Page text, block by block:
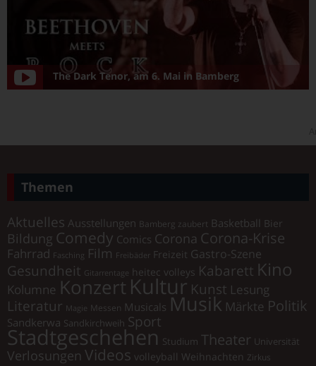
The Dark Tenor, am 6. Mai in Bamberg
Themen
Aktuelles Ausstellungen Bamberg zaubert Basketball Bier
Bildung Comedy Comics Corona Corona-Krise
Fahrrad Fasching Film Freibäder Freizeit Gastro-Szene
Gesundheit Gitarrentage heitec volleys Kabarett Kino
Kolumne Konzert Kultur Kunst Lesung
Literatur Magie Messen Musicals Musik Märkte Politik
Sandkerwa Sandkirchweih Sport
Stadtgeschehen Studium Theater Universität
Verlosungen Videos volleyball Weihnachten Zirkus